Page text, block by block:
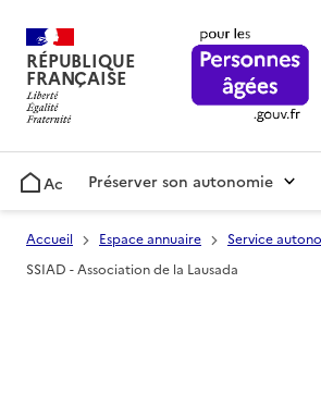
RÉPUBLIQUE
FRANÇAISE
AccueilPréserver son autonomie
Accueil Espace annuaire Service
SSIAD - Association de la Lausada